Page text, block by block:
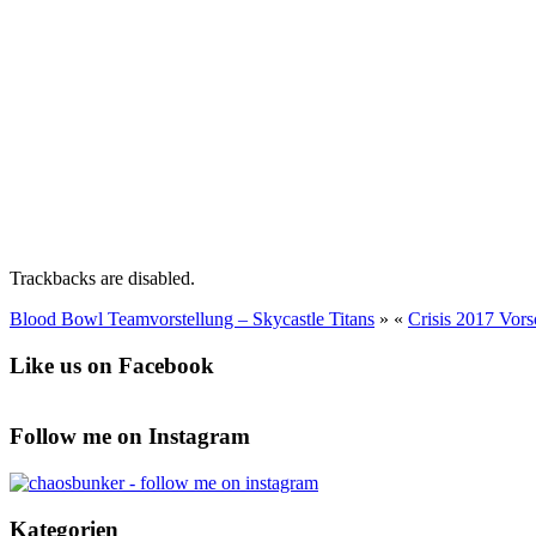
Trackbacks are disabled.
Blood Bowl Teamvorstellung – Skycastle Titans » « Crisis 2017
Like us on Facebook
Follow me on Instagram
Kategorien